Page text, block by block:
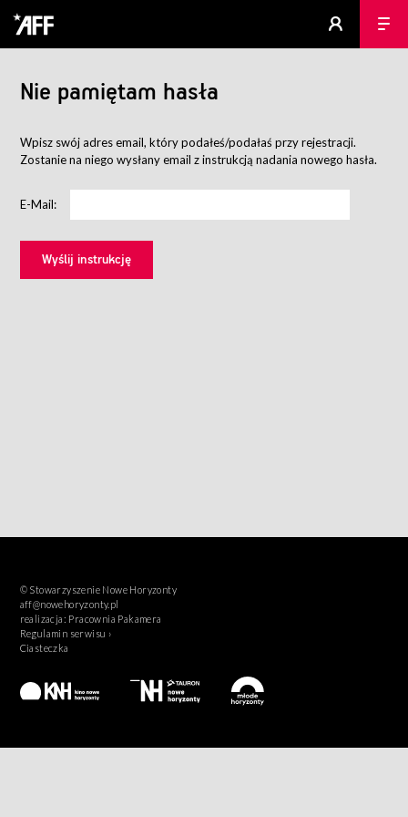
Nie pamiętam hasła
Wpisz swój adres email, który podałeś/podałaś przy rejestracji.
Zostanie na niego wysłany email z instrukcją nadania nowego hasła.
E-Mail:
© Stowarzyszenie Nowe Horyzonty
aff@nowehoryzonty.pl
realizacja: Pracownia Pakamera
Regulamin serwisu ›
Ciasteczka